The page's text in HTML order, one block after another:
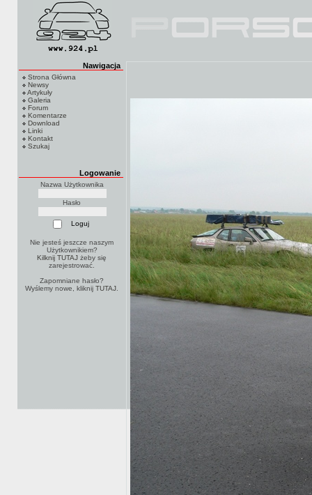
Nawigacja
Strona Główna
Newsy
Artykuły
Galeria
Forum
Komentarze
Download
Linki
Kontakt
Szukaj
Logowanie
Nazwa Użytkownika
Hasło
Nie jesteś jeszcze naszym
Użytkownikiem?
Kilknij TUTAJ żeby się
zarejestrować.
Zapomniane hasło?
Wyślemy nowe, kliknijTUTAJ